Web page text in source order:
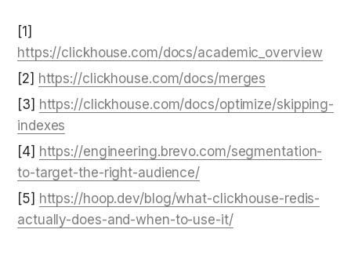
https://clickhouse.com/docs/academic_overview
[2] https://clickhouse.com/docs/merges
[3] https://clickhouse.com/docs/optimize/skipping-
indexes
[4] https://engineering.brevo.com/segmentation-
to-target-the-right-audience/
[5] https://hoop.dev/blog/what-clickhouse-redis-
actually-does-and-when-to-use-it/